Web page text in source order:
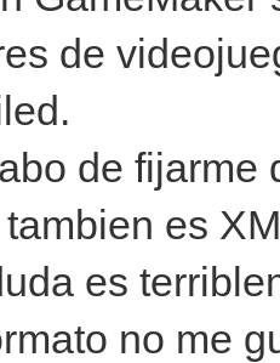
de
de fijarme
es
es
no me